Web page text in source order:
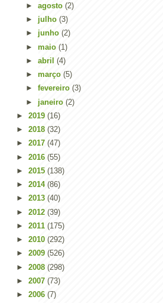
► agosto (2)
► julho (3)
► junho (2)
► maio (1)
► abril (4)
► março (5)
► fevereiro (3)
► janeiro (2)
► 2019 (16)
► 2018 (32)
► 2017 (47)
► 2016 (55)
► 2015 (138)
► 2014 (86)
► 2013 (40)
► 2012 (39)
► 2011 (175)
► 2010 (292)
► 2009 (526)
► 2008 (298)
► 2007 (73)
► 2006 (7)